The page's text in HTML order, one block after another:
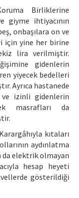
Birliklerine
giyme ihtiyacının
onbaşılara on ve
için yine her birine
lira verilmiştir.
gidenlerin
yiyecek bedelleri
Ayrıca hastanede
ve izinli gidenlerin
masrafları da
kıtaları
aydınlatma
da elektrik olmayan
hesap heyeti
gösterildiği